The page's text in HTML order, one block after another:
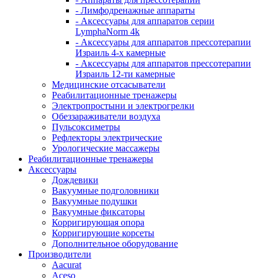
- Лимфодренажные аппараты
- Аксессуары для аппаратов серии
LymphaNorm 4k
- Аксессуары для аппаратов прессотерапии
Израиль 4-х камерные
- Аксессуары для аппаратов прессотерапии
Израиль 12-ти камерные
Медицинские отсасыватели
Реабилитационные тренажеры
Электропростыни и электрогрелки
Обеззараживатели воздуха
Пульсоксиметры
Рефлекторы электрические
Урологические массажеры
Реабилитационные тренажеры
Аксессуары
Дождевики
Вакуумные подголовники
Вакуумные подушки
Вакуумные фиксаторы
Корригирующая опора
Корригирующие корсеты
Дополнительное оборудование
Производители
Aacurat
Aceso